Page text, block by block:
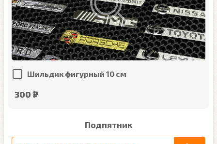
Шильдик фигурный 10 см
300 ₽
Подпятник